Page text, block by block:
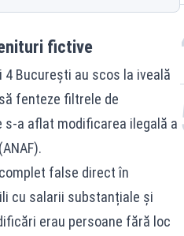
fictive
București au scos la iveală
fenteze filtrele de
a aflat modificarea ilegală a
false direct în
cu salarii substanțiale și
erau persoane fără loc